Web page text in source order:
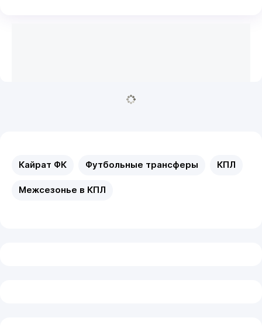
Кайрат ФК Футбольные трансферы КПЛ
Межсезонье в КПЛ